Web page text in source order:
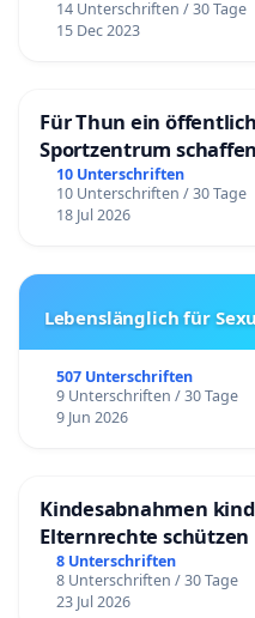
14 Unterschriften / 30 Tage
15 Dec 2023
Für Thun ein
Sportzentrum schaffen
10 Unterschriften
10 Unterschriften / 30 Tage
18 Jul 2026
Lebenslänglich für
507 Unterschriften
9 Unterschriften / 30 Tage
9 Jun 2026
Kindesabnahmen
Elternrechte schützen
8 Unterschriften
8 Unterschriften / 30 Tage
23 Jul 2026